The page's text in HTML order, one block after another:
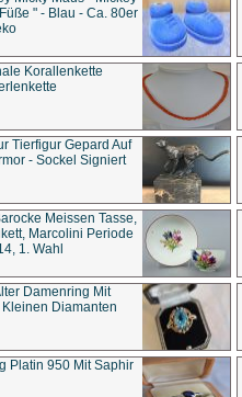
" - Blau - Ca. 80er
Korallenkette
Tierfigur Gepard Auf
- Sockel Signiert
Meissen Tasse,
Marcolini Periode
1. Wahl
Damenring Mit
Diamanten
Platin 950 Mit Saphir